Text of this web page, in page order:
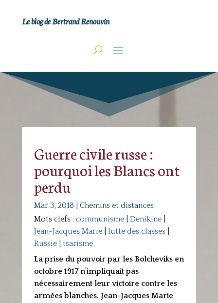
Le blog de Bertrand Renouvin
Guerre civile russe :
pourquoi les Blancs ont
perdu
Mar 3, 2018
Chemins et distances
Mots clefs : communisme| Denikine|
Jean-Jacques Marie| lutte des classes|
Russie| tsarisme
La prise du pouvoir par les Bolcheviks en
octobre 1917 n’impliquait pas
nécessairement leur victoire contre les
armées blanches. Jean-Jacques Marie